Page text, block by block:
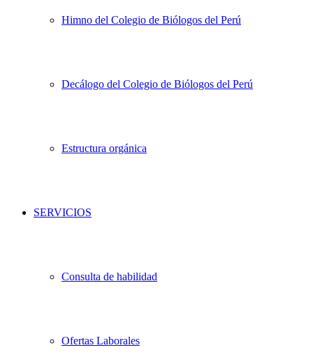
Himno del Colegio de Biólogos del Perú
Decálogo del Colegio de Biólogos del Perú
Estructura orgánica
SERVICIOS
Consulta de habilidad
Ofertas Laborales